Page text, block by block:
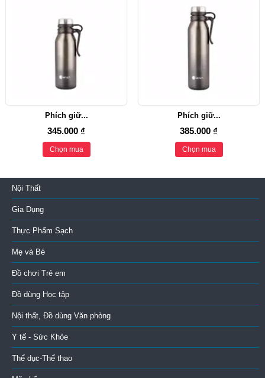
Phích giữ...
345.000 ₫
Chọn mua
Phích giữ...
385.000 ₫
Chọn mua
Nội Thất
Gia Dụng
Thực Phẩm Sạch
Mẹ và Bé
Đồ chơi Trẻ em
Đồ dùng Học tập
Nội thất, Đồ dùng Văn phòng
Y tế - Sức Khỏe
Thể dục-Thể thao